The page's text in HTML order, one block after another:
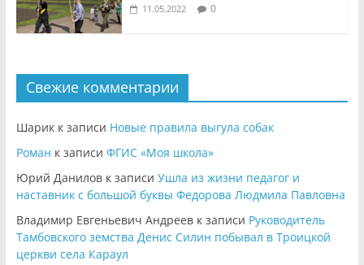
11.05.2022 0
Свежие комментарии
Шарикк записи Новые правила выгула собак
Роман к записи ФГИС «Моя школа»
Юрий Даниловк записи Ушла из жизни педагог и
наставник с большой буквы Федорова Людмила Павловна
Владимир Евгеньевич Андреевк записи Руководитель
Тамбовского земства Денис Силин побывал в Троицкой
церкви села Караул